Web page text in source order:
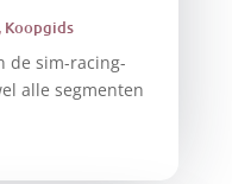
Koopgids
de sim-racing-
alle segmenten